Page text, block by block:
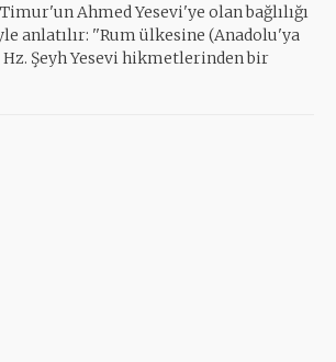
Ahmed Yesevi'ye olan bağlılığı
anlatılır: ''Rum ülkesine (Anadolu'ya
Şeyh Yesevi hikmetlerinden bir